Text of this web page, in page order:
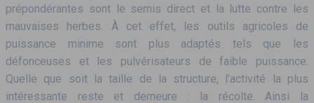
prépondérantes sont le semis direct et la lutte contre les
mauvaises herbes. À cet effet, les outils agricoles de
puissance minime sont plus adaptés tels que les
défonceuses et les pulvérisateurs de faible puissance.
Quelle que soit la taille de la structure, l’activité la plus
intéressante reste et demeure : la récolte. Ainsi la